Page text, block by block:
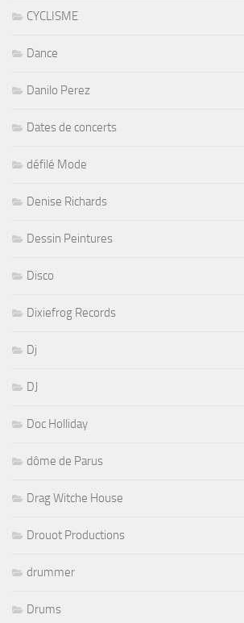
CYCLISME
Dance
Danilo Perez
Dates de concerts
défilé Mode
Denise Richards
Dessin Peintures
Disco
Dixiefrog Records
Dj
DJ
Doc Holliday
dôme de Parus
Drag Witche House
Drouot Productions
drummer
Drums